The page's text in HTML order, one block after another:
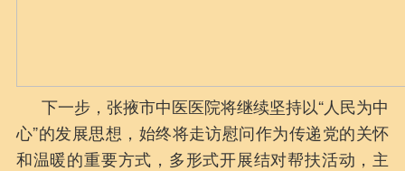
下一步，张掖市中医医院将继续坚持以“人民为中
心”的发展思想，始终将走访慰问作为传递党的关怀
和温暖的重要方式，多形式开展结对帮扶活动，主